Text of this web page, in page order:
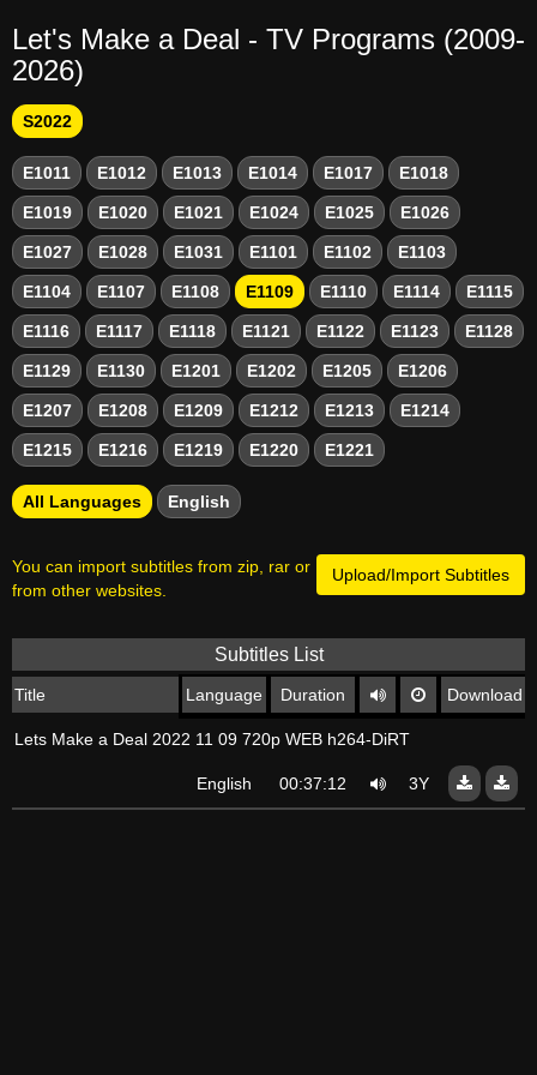
Let's Make a Deal - TV Programs (2009-
2026)
S2022
E1011 E1012 E1013 E1014 E1017 E1018
E1019 E1020 E1021 E1024 E1025 E1026
E1027 E1028 E1031 E1101 E1102 E1103
E1104 E1107 E1108 E1109 E1110 E1114 E1115
E1116 E1117 E1118 E1121 E1122 E1123 E1128
E1129 E1130 E1201 E1202 E1205 E1206
E1207 E1208 E1209 E1212 E1213 E1214
E1215 E1216 E1219 E1220 E1221
All Languages English
Upload/Import Subtitles
You can import subtitles from zip, rar or
from other websites.
Subtitles List
Title Language Duration Download
Lets Make a Deal 2022 11 09 720p WEB h264-DiRT
English 00:37:12 3Y